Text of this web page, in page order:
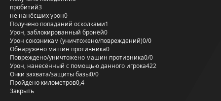
пробитий3
не нанёсших урон0
Получено попаданий осколками1
Урон, заблокированный бронёй0
Урон союзникам (уничтожено/повреждений)0/0
Обнаружено машин противника0
Повреждено/уничтожено машин противника0/0
Урон, нанесённый с помощью данного игрока422
Очки захвата/защиты базы0/0
Пройдено километров0,4
Закрыть